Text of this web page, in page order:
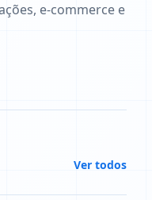
e-commerce e
Ver todos